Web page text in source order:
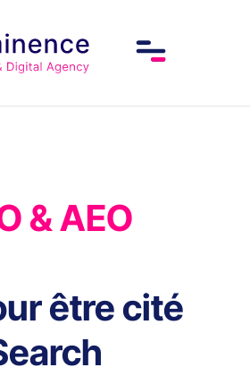
& AEO
être cité